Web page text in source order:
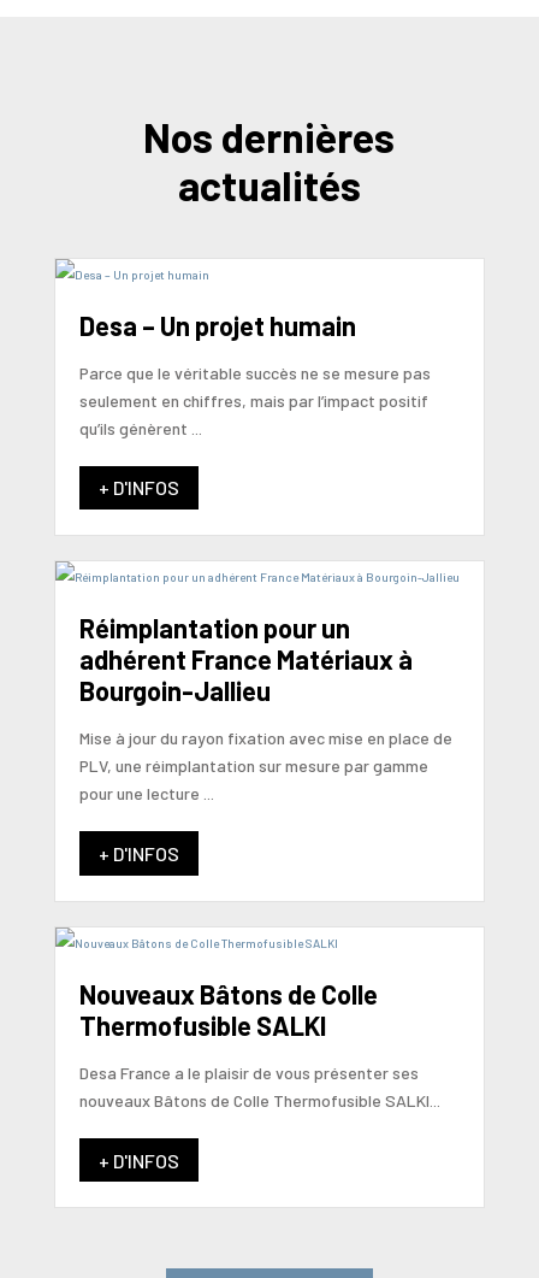
Nos dernières
actualités
Desa – Un projet humain
Parce que le véritable succès ne se mesure pas
seulement en chiffres, mais par l’impact positif
qu’ils génèrent ...
+ D'INFOS
Réimplantation pour un
adhérent France Matériaux à
Bourgoin-Jallieu
Mise à jour du rayon fixation avec mise en place de
PLV, une réimplantation sur mesure par gamme
pour une lecture ...
+ D'INFOS
Nouveaux Bâtons de Colle
Thermofusible SALKI
Desa France a le plaisir de vous présenter ses
nouveaux Bâtons de Colle Thermofusible SALKI...
+ D'INFOS